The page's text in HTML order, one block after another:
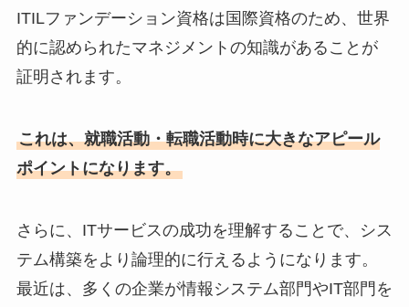
ITILファンデーション資格は国際資格のため、世界
的に認められたマネジメントの知識があることが
証明されます。
これは、就職活動・転職活動時に大きなアピール
ポイントになります。
さらに、ITサービスの成功を理解することで、シス
テム構築をより論理的に行えるようになります。
最近は、多くの企業が情報システム部門やIT部門を